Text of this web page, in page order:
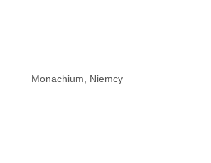
Monachium, Niemcy